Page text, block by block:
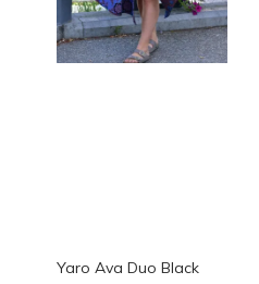
Yaro Ava Duo Black